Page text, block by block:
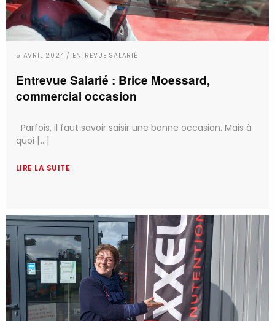
5 AVRIL 2024 / ENTREVUE SALARIÉ
Entrevue Salarié : Brice Moessard,
commercial occasion
Parfois, il faut savoir saisir une bonne occasion. Mais à
quoi [...]
LIRE LA SUITE